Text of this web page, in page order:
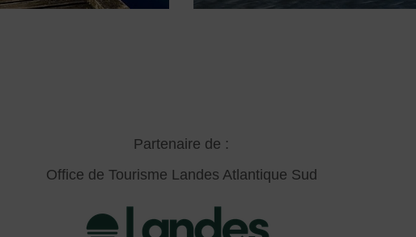
Partenaire de :
Office de Tourisme Landes Atlantique Sud